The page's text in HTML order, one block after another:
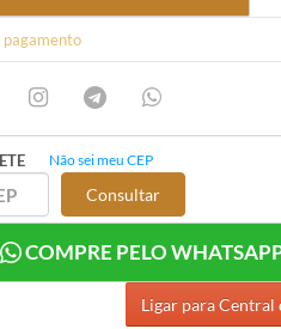
Não sei meu CEP
Consultar
COMPRE PELO
Ligar para